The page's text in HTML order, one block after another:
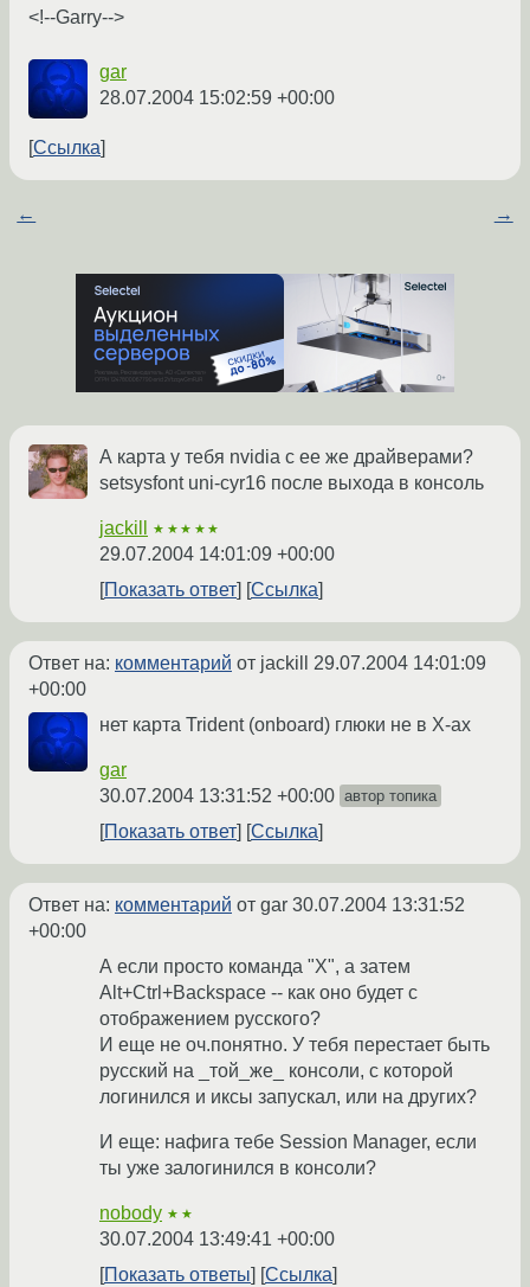
<!--Garry-->
gar
28.07.2004 15:02:59 +00:00
Ссылка
← →
А карта у тебя nvidia с ее же драйверами?
setsysfont uni-cyr16 после выхода в консоль
jackill ★★★★★
29.07.2004 14:01:09 +00:00
Показать ответ
Ссылка
Ответ на: комментарий от jackill 29.07.2004 14:01:09
+00:00
нет карта Trident (onboard) глюки не в X-ах
gar
30.07.2004 13:31:52 +00:00 автор топика
Показать ответ Ссылка
Ответ на: комментарий от gar 30.07.2004 13:31:52
+00:00
А если просто команда "X", а затем
Alt+Ctrl+Backspace -- как оно будет с
отображением русского?
И еще не оч.понятно. У тебя перестает быть
русский на _той_же_ консоли, с которой
логинился и иксы запускал, или на других?
И еще: нафига тебе Session Manager, если
ты уже залогинился в консоли?
nobody ★★
30.07.2004 13:49:41 +00:00
Показать ответы
Ссылка